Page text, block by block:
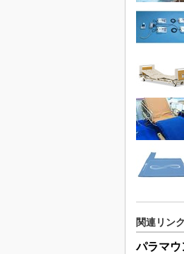
関連リンク
パラマウ